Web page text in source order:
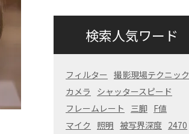
検索人気ワード
フィルター
撮影現場テクニック
カメラ
シャッタースピード
フレームレート
三脚 F値
マイク
照明 被写界深度 2470